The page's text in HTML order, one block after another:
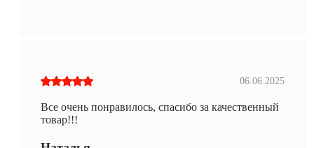
06.06.2025
Все очень понравилось, спасибо за качественный
товар!!!